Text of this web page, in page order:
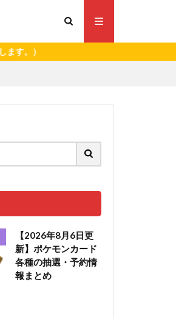
【2026年8月6日更
新】ポケモンカード
各種の抽選・予約情
報まとめ